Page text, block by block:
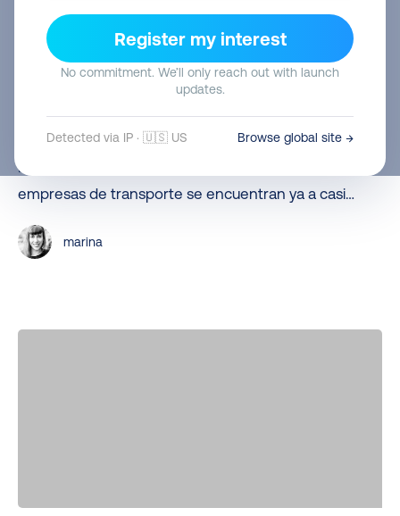
entrega
Navidad:
UPS,
SEUR,
MRW…
Campaña de navidad
Plazos de entrega Navidad: Correos,
Correos Express, UPS, SEUR, MRW…
Plazos de entrega Navidad 2025 de los transportistas
+ Consejos de nuestros especialistas de Sendcloud
Mientras que estoy redactando este blog, las
empresas de transporte se encuentran ya a casi…
marina
Register my interest
No commitment. We’ll only reach out with launch
updates.
Detected via IP · 🇺🇸 US Browse global site →